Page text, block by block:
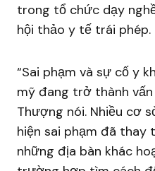
trong tổ chức dạy
hội thảo y tế trái phép.
“Sai phạm và sự cố y
mỹ đang trở thành
Thượng nói. Nhiều cơ
hiện sai phạm đã thay
những địa bàn khác